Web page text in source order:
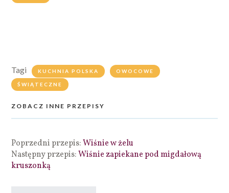
Tagi KUCHNIA POLSKA OWOCOWE
ŚWIĄTECZNE
ZOBACZ INNE PRZEPISY
Poprzedni przepis:Wiśnie w żelu
Następny przepis:Wiśnie zapiekane pod migdałową
kruszonką